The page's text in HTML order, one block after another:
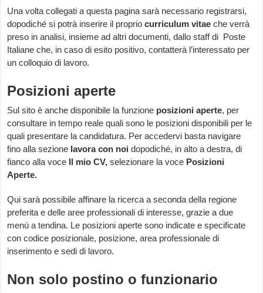
Una volta collegati a questa pagina sarà necessario registrarsi,
dopodiché si potrà inserire il propriocurriculum vitae che verrà
preso in analisi, insieme ad altri documenti, dallo staff di Poste
Italiane che, in caso di esito positivo, contatterà l’interessato per
un colloquio di lavoro.
Posizioni aperte
Sul sito è anche disponibile la funzione posizioni aperte, per
consultare in tempo reale quali sono le posizioni disponibili per le
quali presentare la candidatura. Per accedervi basta navigare
fino alla sezione lavora con noi dopodiché, in alto a destra, di
fianco alla voce Il mio CV,selezionare la voce Posizioni
Aperte.
Qui sarà possibile affinare la ricerca a seconda della regione
preferita e delle aree professionali di interesse, grazie a due
menù a tendina. Le posizioni aperte sono indicate e specificate
con codice posizionale, posizione, area professionale di
inserimento e sedi di lavoro.
Non solo postino o funzionario